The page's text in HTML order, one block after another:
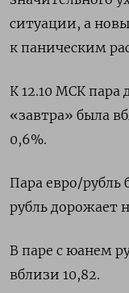
ситуации, а
к паническим
К 12.10 МСК пара
«завтра» была
0,6%.
Пара евро/рубль
рубль дорожает
В паре с юанем
вблизи 10,82.